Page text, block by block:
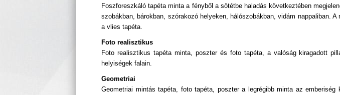
Foszforeszkáló tapéta minta a fényből a sötétbe haladás következtében
szobákban, bárokban, szórakozó helyeken, hálószobákban, vidám nappaliban.
a vlies tapéta.
Foto realisztikus
Foto realisztikus tapéta minta, poszter és foto tapéta, a valóság kiragadott
helyiségek falain.
Geometriai
Geometriai mintás tapéta, foto tapéta, poszter a legrégibb minta az